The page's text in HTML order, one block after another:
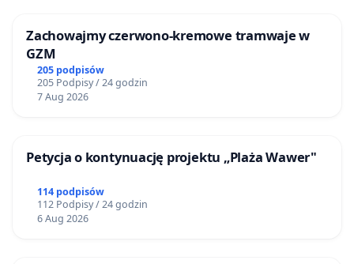
Zachowajmy czerwono-kremowe tramwaje w
GZM
205 podpisów
205 Podpisy / 24 godzin
7 Aug 2026
Petycja o kontynuację projektu „Plaża Wawer"
114 podpisów
112 Podpisy / 24 godzin
6 Aug 2026